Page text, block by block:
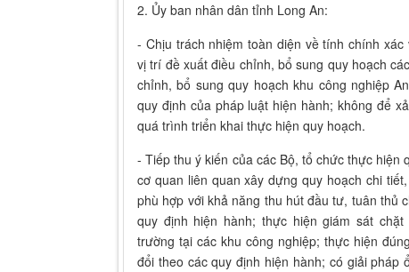
2. Ủy ban nhân dân tỉnh Long An:
- Chịu trách nhiệm toàn diện về tính chính
vị trí đề xuất điều chỉnh, bổ sung quy hoạch
chỉnh, bổ sung quy hoạch khu công nghiệp
quy định của pháp luật hiện hành; không để
quá trình triển khai thực hiện quy hoạch.
- Tiếp thu ý kiến của các Bộ, tổ chức thực hiện
cơ quan liên quan xây dựng quy hoạch chi
phù hợp với khả năng thu hút đầu tư, tuân thủ
quy định hiện hành; thực hiện giám sát
trường tại các khu công nghiệp; thực hiện
đổi theo các quy định hiện hành; có giải pháp